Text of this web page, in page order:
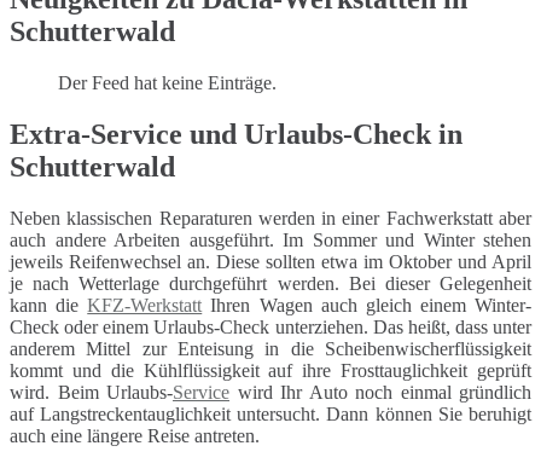
Schutterwald
Der Feed hat keine Einträge.
Extra-Service und Urlaubs-Check in
Schutterwald
Neben klassischen Reparaturen werden in einer Fachwerkstatt aber
auch andere Arbeiten ausgeführt. Im Sommer und Winter stehen
jeweils Reifenwechsel an. Diese sollten etwa im Oktober und April
je nach Wetterlage durchgeführt werden. Bei dieser Gelegenheit
kann dieKFZ-Werkstatt Ihren Wagen auch gleich einem Winter-
Check oder einem Urlaubs-Check unterziehen. Das heißt, dass unter
anderem Mittel zur Enteisung in die Scheibenwischerflüssigkeit
kommt und die Kühlflüssigkeit auf ihre Frosttauglichkeit geprüft
wird. Beim Urlaubs-Service wird Ihr Auto noch einmal gründlich
auf Langstreckentauglichkeit untersucht. Dann können Sie beruhigt
auch eine längere Reise antreten.